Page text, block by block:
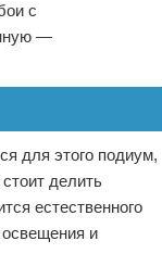
с
—
для этого подиум,
делить
естественного
и